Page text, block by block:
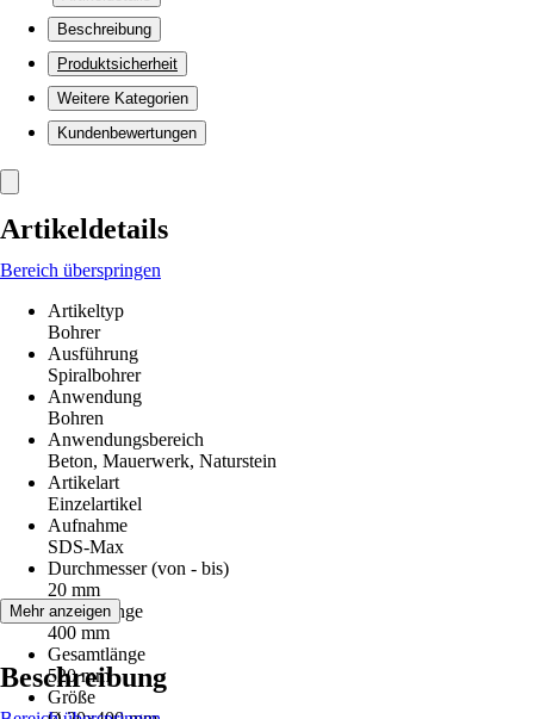
Beschreibung
Produktsicherheit
Weitere Kategorien
Kundenbewertungen
Artikeldetails
Bereich überspringen
Artikeltyp
Bohrer
Ausführung
Spiralbohrer
Anwendung
Bohren
Anwendungsbereich
Beton, Mauerwerk, Naturstein
Artikelart
Einzelartikel
Aufnahme
SDS-Max
Durchmesser (von - bis)
20 mm
Arbeitslänge
400 mm
Gesamtlänge
520 mm
Größe
Mehr anzeigen
Beschreibung